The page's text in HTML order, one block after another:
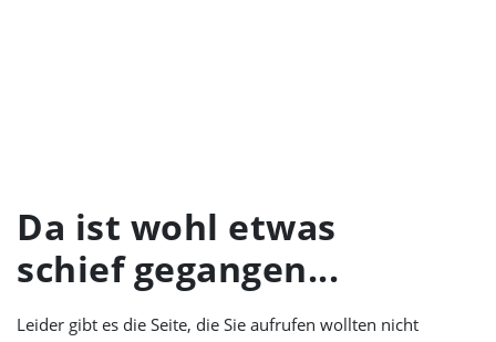
Da ist wohl etwas
schief gegangen...
Leider gibt es die Seite, die Sie aufrufen wollten nicht